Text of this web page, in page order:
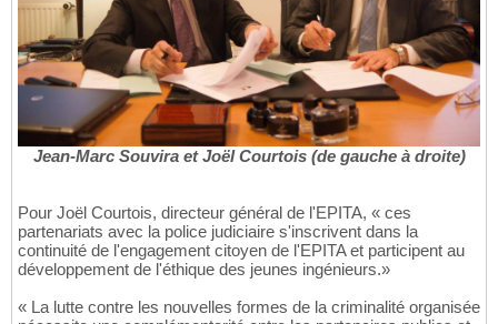
Jean-Marc Souvira et Joël Courtois (de gauche à droite)
Pour Joël Courtois, directeur général de l'EPITA, « ces
partenariats avec la police judiciaire s'inscrivent dans la
continuité de l'engagement citoyen de l'EPITA et participent au
développement de l'éthique des jeunes ingénieurs.»
« La lutte contre les nouvelles formes de la criminalité organisée